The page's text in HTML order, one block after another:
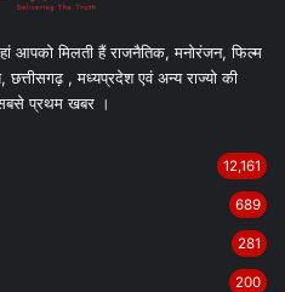
आपको मिलती हैं राजनैतिक, मनोरंजन, फिल्म
छत्तीसगढ़ , मध्यप्रदेश एवं अन्य राज्यो की
सबसे प्रथम खबर ।
12,161
689
281
200